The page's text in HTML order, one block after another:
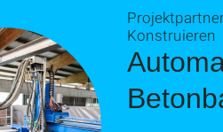
Konstruieren